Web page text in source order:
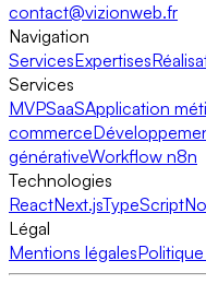
contact@vizionweb.fr
Navigation
ServicesExpertises
Services
MVPSaaSApplication
commerce
générativeWorkflow n8n
Technologies
ReactNext.jsTypeScript
Légal
Mentions légales